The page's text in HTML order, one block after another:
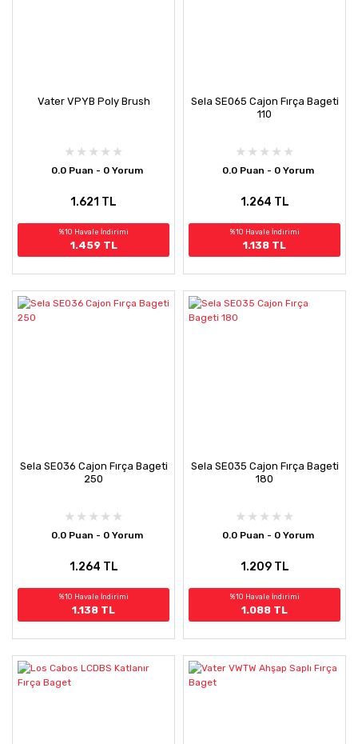
Vater VPYB Poly Brush
0.0 Puan - 0 Yorum
1.621 TL
%10 Havale İndirimi
1.459 TL
Sela SE065 Cajon Fırça Bageti
110
0.0 Puan - 0 Yorum
1.264 TL
%10 Havale İndirimi
1.138 TL
Sela SE036 Cajon Fırça Bageti
250
0.0 Puan - 0 Yorum
1.264 TL
%10 Havale İndirimi
1.138 TL
Sela SE035 Cajon Fırça Bageti
180
0.0 Puan - 0 Yorum
1.209 TL
%10 Havale İndirimi
1.088 TL